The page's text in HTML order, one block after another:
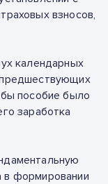
взносов,
календарных
пособие было
заработка
в формировании